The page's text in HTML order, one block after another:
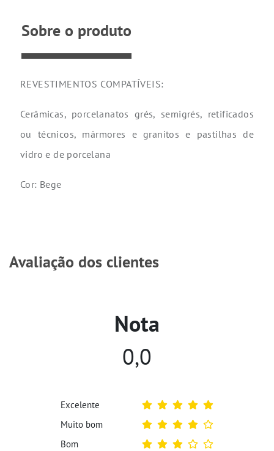
Sobre o produto
REVESTIMENTOS COMPATÍVEIS:
Cerâmicas, porcelanatos grés, semigrés, retificados
ou técnicos, mármores e granitos e pastilhas de
vidro e de porcelana
Cor: Bege
Avaliação dos clientes
Nota
0,0
Excelente
Muito bom
Bom